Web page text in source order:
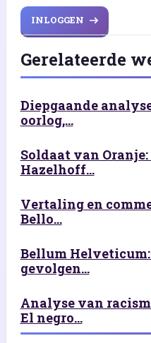
INLOGGEN
Gerelateerde
Diepgaande
oorlog,...
Soldaat van
Hazelhoff...
Vertaling en
Bello...
Bellum
gevolgen...
Analyse van
El negro...